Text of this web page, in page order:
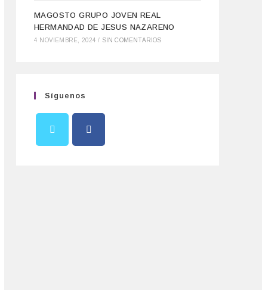
MAGOSTO GRUPO JOVEN REAL
HERMANDAD DE JESUS NAZARENO
4 NOVIEMBRE, 2024 / SIN COMENTARIOS
Síguenos